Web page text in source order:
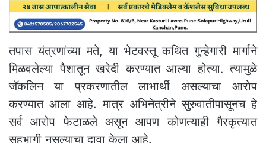
तपास यंत्रणांच्या मते, या भेटवस्तू कथित गुन्हेगारी मार्गाने
मिळवलेल्या पैशातून खरेदी करण्यात आल्या होत्या. त्यामुळे
जॅकलिन या प्रकरणातील लाभार्थी असल्याचा आरोप
करण्यात आला आहे. मात्र अभिनेत्रीने सुरुवातीपासूनच हे
सर्व आरोप फेटाळले असून आपण कोणत्याही गैरकृत्यात
सहभागी नसल्याचा दावा केला आहे.